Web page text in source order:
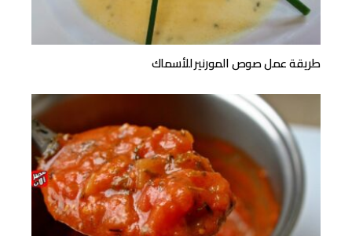
طريقة عمل صوص المورنير للأسماك